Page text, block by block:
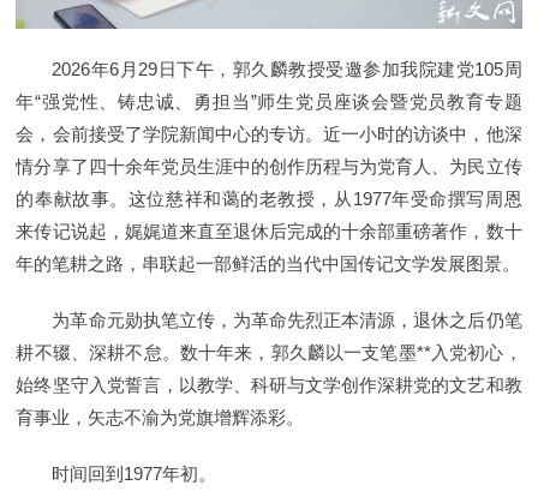
2026年6月29日下午，郭久麟教授受邀参加我院建党105周
年“强党性、铸忠诚、勇担当”师生党员座谈会暨党员教育专题
会，会前接受了学院新闻中心的专访。近一小时的访谈中，他深
情分享了四十余年党员生涯中的创作历程与为党育人、为民立传
的奉献故事。这位慈祥和蔼的老教授，从1977年受命撰写周恩
来传记说起，娓娓道来直至退休后完成的十余部重磅著作，数十
年的笔耕之路，串联起一部鲜活的当代中国传记文学发展图景。
为革命元勋执笔立传，为革命先烈正本清源，退休之后仍笔
耕不辍、深耕不怠。数十年来，郭久麟以一支笔墨**入党初心，
始终坚守入党誓言，以教学、科研与文学创作深耕党的文艺和教
育事业，矢志不渝为党旗增辉添彩。
时间回到1977年初。